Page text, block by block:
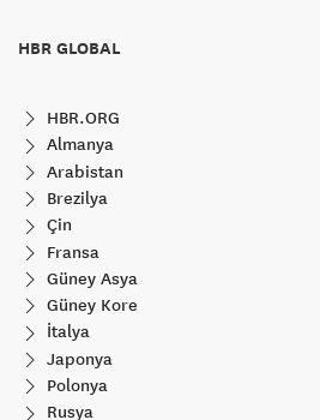
HBR GLOBAL
HBR.ORG
Almanya
Arabistan
Brezilya
Çin
Fransa
Güney Asya
Güney Kore
İtalya
Japonya
Polonya
Rusya